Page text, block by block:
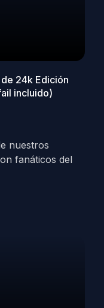
24k Edición
incluido)
nuestros
fanáticos del